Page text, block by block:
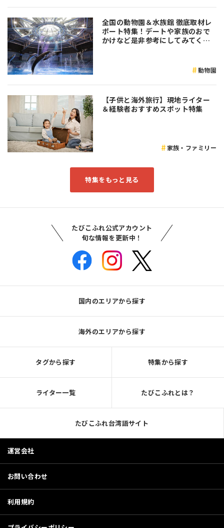
全国の動物園＆水族館 徹底取材レ
ポート特集！デートや家族のおで
かけなど是非参考にしてみてくだ
動物園
【子供と海外旅行】現地ライター
＆経験者おすすめスポット特集
家族・ファミリー
特集をもっと見る
たびこふれ公式アカウント
旬な情報を更新中！
国内のエリアから探す
海外のエリアから探す
タグから探す 特集から探す
ライター一覧 たびこふれとは？
たびこふれ台湾語サイト
運営会社
お問い合わせ
利用規約